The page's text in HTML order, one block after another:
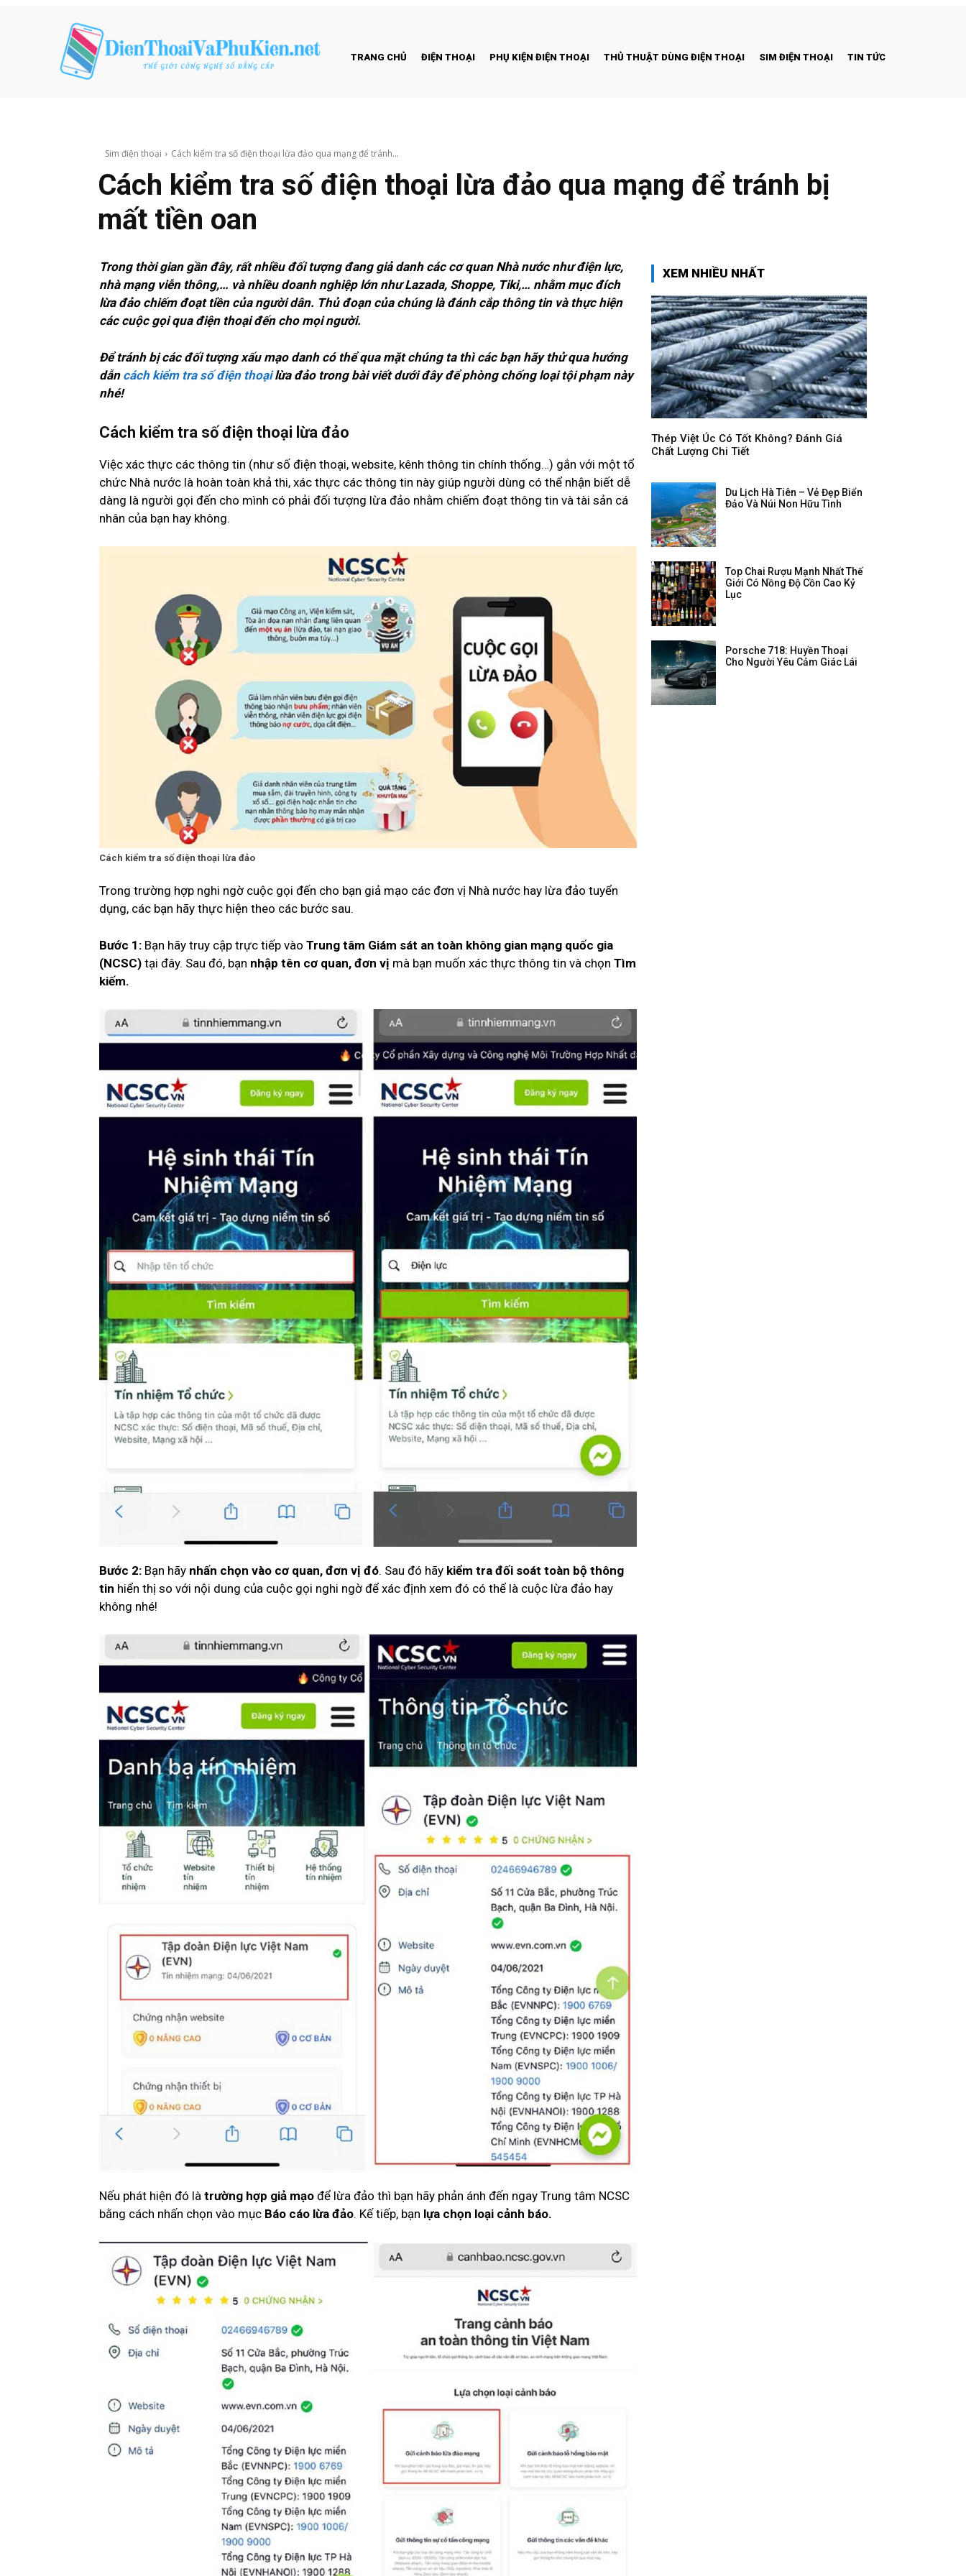
TRANG CHỦ ĐIỆN THOẠI PHỤ KIỆN ĐIỆN THOẠI THỦ THUẬT DÙNG ĐIỆN THOẠI SIM ĐIỆN THOẠI TIN TỨC
Sim điện thoại Cách kiểm tra số điện thoại lừa đảo qua mạng để tránh...
Cách kiểm tra số điện thoại lừa đảo qua mạng để tránh bị
mất tiền oan
Trong thời gian gần đây, rất nhiều đối tượng đang giả danh các cơ quan Nhà nước như điện lực,
nhà mạng viễn thông,… và nhiều doanh nghiệp lớn như Lazada, Shoppe, Tiki,… nhằm mục đích
lừa đảo chiếm đoạt tiền của người dân. Thủ đoạn của chúng là đánh cắp thông tin và thực hiện
các cuộc gọi qua điện thoại đến cho mọi người.
Để tránh bị các đối tượng xấu mạo danh có thể qua mặt chúng ta thì các bạn hãy thử qua hướng
dẫn cách kiểm tra số điện thoạilừa đảo trong bài viết dưới đây để phòng chống loại tội phạm này
nhé!
Cách kiểm tra số điện thoại lừa đảo
Việc xác thực các thông tin (như số điện thoại, website, kênh thông tin chính thống…) gắn với một tổ
chức Nhà nước là hoàn toàn khả thi, xác thực các thông tin này giúp người dùng có thể nhận biết dễ
dàng là người gọi đến cho mình có phải đối tượng lừa đảo nhằm chiếm đoạt thông tin và tài sản cá
nhân của bạn hay không.
Cách kiểm tra số điện thoại lừa đảo
Trong trường hợp nghi ngờ cuộc gọi đến cho bạn giả mạo các đơn vị Nhà nước hay lừa đảo tuyển
dụng, các bạn hãy thực hiện theo các bước sau.
Bước 1: Bạn hãy truy cập trực tiếp vào Trung tâm Giám sát an toàn không gian mạng quốc gia
(NCSC) tại đây. Sau đó, bạn nhập tên cơ quan, đơn vị mà bạn muốn xác thực thông tin và chọn Tìm
kiếm.
Bước 2: Bạn hãy nhấn chọn vào cơ quan, đơn vị đó. Sau đó hãy kiểm tra đối soát toàn bộ thông
tin hiển thị so với nội dung của cuộc gọi nghi ngờ để xác định xem đó có thể là cuộc lừa đảo hay
không nhé!
Nếu phát hiện đó là trường hợp giả mạo để lừa đảo thì bạn hãy phản ánh đến ngay Trung tâm NCSC
bằng cách nhấn chọn vào mục Báo cáo lừa đảo. Kế tiếp, bạn lựa chọn loại cảnh báo.
XEM NHIỀU NHẤT
Thép Việt Úc Có Tốt Không? Đánh Giá
Chất Lượng Chi Tiết
Du Lịch Hà Tiên – Vẻ Đẹp Biển
Đảo Và Núi Non Hữu Tình
Top Chai Rượu Mạnh Nhất Thế
Giới Có Nồng Độ Cồn Cao Kỷ
Lục
Porsche 718: Huyền Thoại
Cho Người Yêu Cảm Giác Lái